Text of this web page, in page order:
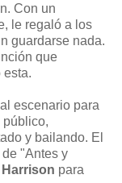
Con un
le regaló a los
guardarse nada.
que
esta.
escenario para
público,
y bailando. El
"Antes y
para